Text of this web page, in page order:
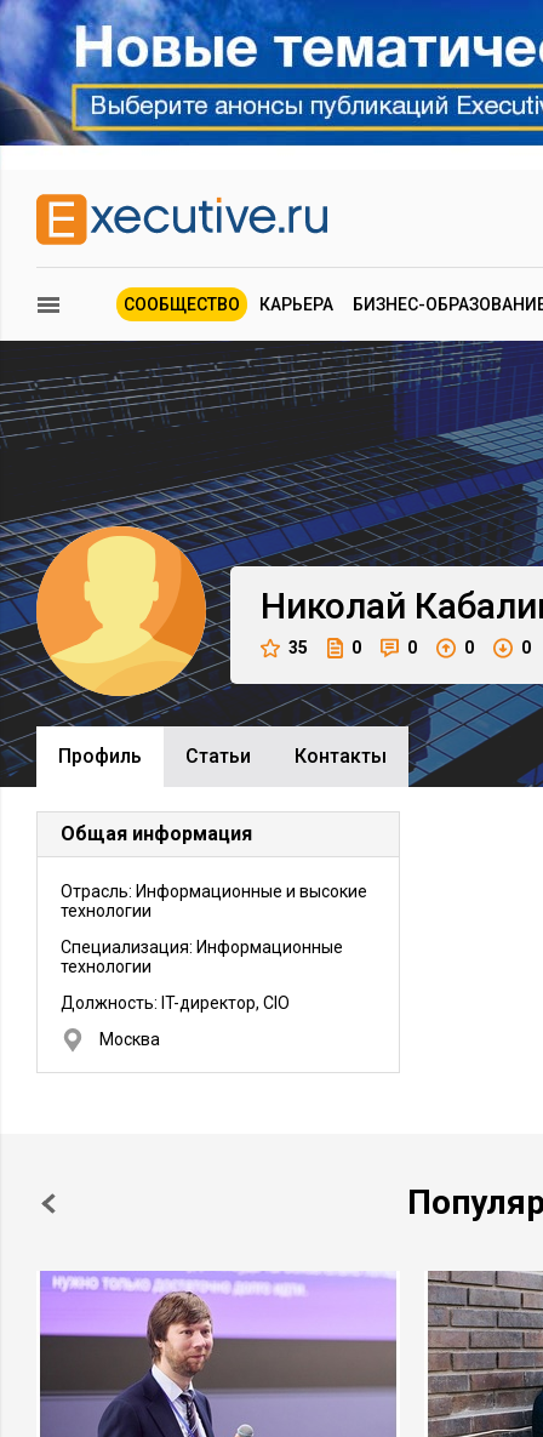
СООБЩЕСТВО КАРЬЕРА БИЗНЕС-
Николай
35 0 0 0 0
Профиль Cтатьи Контакты
Общая информация
Отрасль: Информационные и высокие
технологии
Специализация: Информационные
технологии
Должность: IT-директор, CIO
Москва